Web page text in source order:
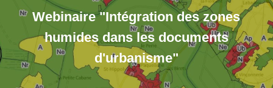
Webinaire "Intégration des zones
humides dans les documents
d'urbanisme"